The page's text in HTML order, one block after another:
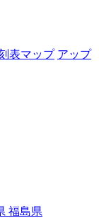
表マップ アップ
福島県